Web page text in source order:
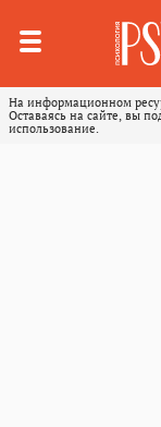
На информационном
Оставаясь на сайте, вы
использование.